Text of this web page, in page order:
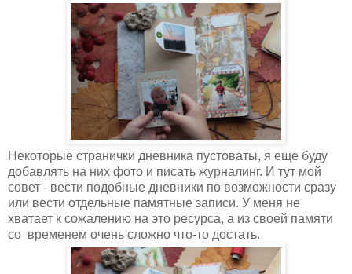
Некоторые странички дневника пустоваты, я еще буду
добавлять на них фото и писать журналинг. И тут мой
совет - вести подобные дневники по возможности сразу
или вести отдельные памятные записи. У меня не
хватает к сожалению на это ресурса, а из своей памяти
со временем очень сложно что-то достать.